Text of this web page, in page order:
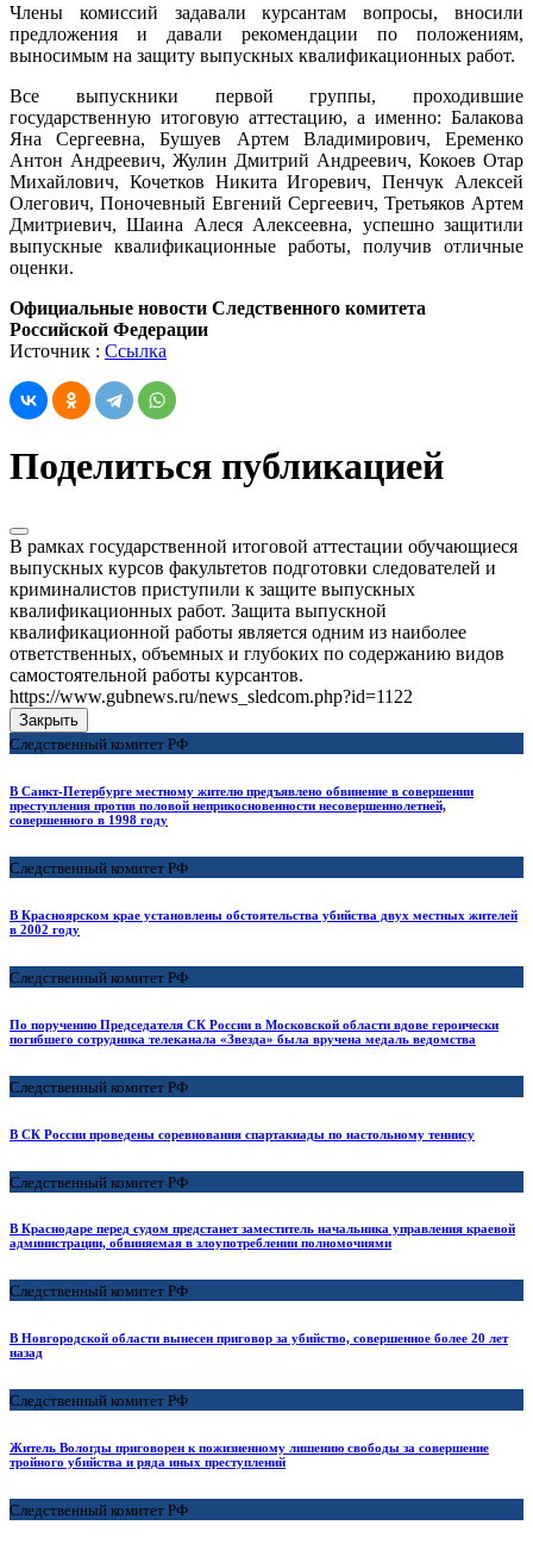
Члены комиссий задавали курсантам вопросы, вносили
предложения и давали рекомендации по положениям,
выносимым на защиту выпускных квалификационных работ.
Все выпускники первой группы, проходившие
государственную итоговую аттестацию, а именно: Балакова
Яна Сергеевна, Бушуев Артем Владимирович, Еременко
Антон Андреевич, Жулин Дмитрий Андреевич, Кокоев Отар
Михайлович, Кочетков Никита Игоревич, Пенчук Алексей
Олегович, Поночевный Евгений Сергеевич, Третьяков Артем
Дмитриевич, Шаина Алеся Алексеевна, успешно защитили
выпускные квалификационные работы, получив отличные
оценки.
Официальные новости Следственного комитета
Российской Федерации
Источник : Ссылка
Поделиться публикацией
В рамках государственной итоговой аттестации обучающиеся
выпускных курсов факультетов подготовки следователей и
криминалистов приступили к защите выпускных
квалификационных работ. Защита выпускной
квалификационной работы является одним из наиболее
ответственных, объемных и глубоких по содержанию видов
самостоятельной работы курсантов.
https://www.gubnews.ru/news_sledcom.php?id=1122
Закрыть
Следственный комитет РФ
В Санкт-Петербурге местному жителю предъявлено обвинение в совершении
преступления против половой неприкосновенности несовершеннолетней,
совершенного в 1998 году
Следственный комитет РФ
В Красноярском крае установлены обстоятельства убийства двух местных жителей
в 2002 году
Следственный комитет РФ
По поручению Председателя СК России в Московской области вдове героически
погибшего сотрудника телеканала «Звезда» была вручена медаль ведомства
Следственный комитет РФ
В СК России проведены соревнования спартакиады по настольному теннису
Следственный комитет РФ
В Краснодаре перед судом предстанет заместитель начальника управления краевой
администрации, обвиняемая в злоупотреблении полномочиями
Следственный комитет РФ
В Новгородской области вынесен приговор за убийство, совершенное более 20 лет
назад
Следственный комитет РФ
Житель Вологды приговорен к пожизненному лишению свободы за совершение
тройного убийства и ряда иных преступлений
Следственный комитет РФ